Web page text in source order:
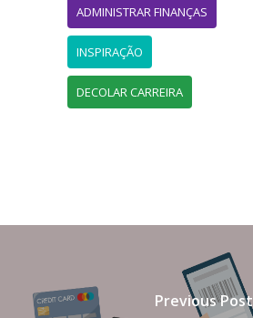
ADMINISTRAR FINANÇAS
INSPIRAÇÃO
DECOLAR CARREIRA
Previous Post